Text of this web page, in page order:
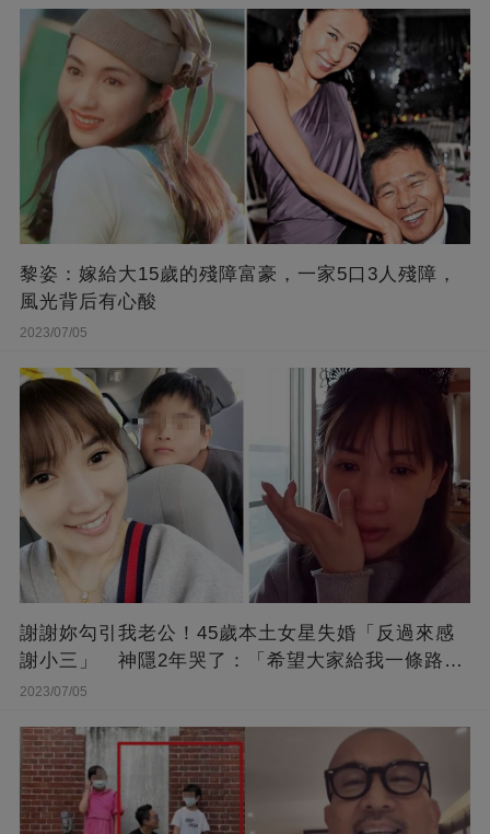
黎姿：嫁給大15歲的殘障富豪，一家5口3人殘障，
風光背后有心酸
2023/07/05
謝謝妳勾引我老公！45歲本土女星失婚「反過來感
謝小三」 神隱2年哭了：「希望大家給我一條路
走...」
2023/07/05